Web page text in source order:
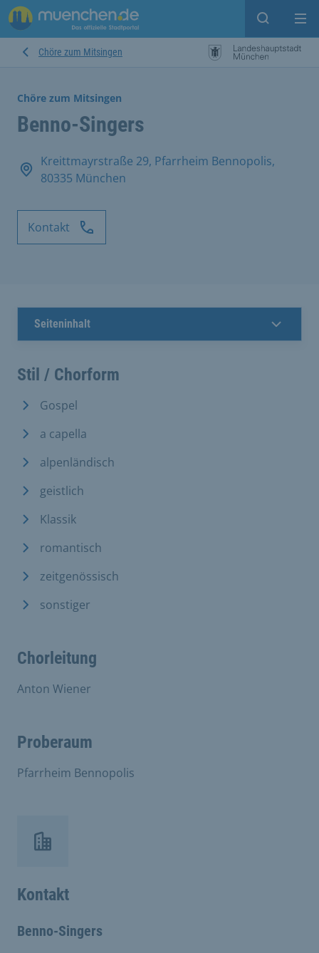
Suche
Chöre zum Mitsingen
Chöre zum Mitsingen
Benno-Singers
Kreittmayrstraße 29, Pfarrheim Bennopolis,
80335 München
Kontakt
Seiteninhalt
Stil / Chorform
Gospel
a capella
alpenländisch
geistlich
Klassik
romantisch
zeitgenössisch
sonstiger
Chorleitung
Anton Wiener
Proberaum
Pfarrheim Bennopolis
Kontakt
Benno-Singers